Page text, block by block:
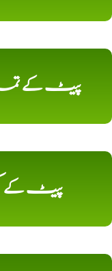
پیٹ کے
پیٹ کے